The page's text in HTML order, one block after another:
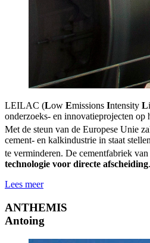
LEILAC (Low Emissions Intensity L
onderzoeks- en innovatieprojecten op
Met de steun van de Europese Unie
cement- en kalkindustrie in staat
te verminderen. De cementfabriek
technologie voor directe afscheiding.
Lees meer
ANTHEMIS
Antoing